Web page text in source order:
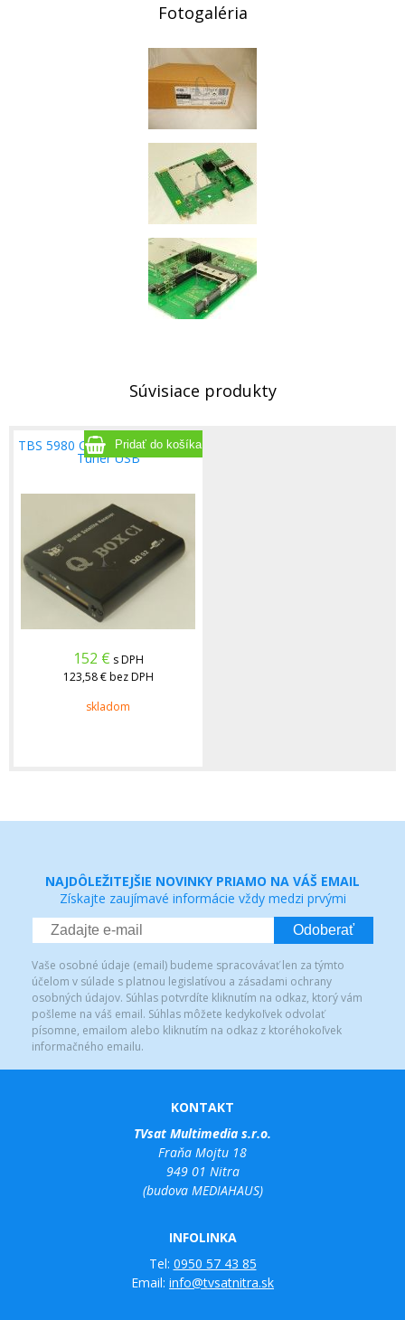
Fotogaléria
Súvisiace produkty
TBS 5980 QBOX CI DVB-S2 TV
Tuner USB
152 € s DPH
123,58 € bez DPH
skladom
NAJDÔLEŽITEJŠIE NOVINKY PRIAMO NA VÁŠ EMAIL
Získajte zaujímavé informácie vždy medzi prvými
Odoberať
Vaše osobné údaje (email) budeme spracovávať len za týmto
účelom v súlade s platnou legislatívou a zásadami ochrany
osobných údajov. Súhlas potvrdíte kliknutím na odkaz, ktorý vám
pošleme na váš email. Súhlas môžete kedykoľvek odvolať
písomne, emailom alebo kliknutím na odkaz z ktoréhokoľvek
informačného emailu.
KONTAKT
TVsat Multimedia s.r.o.
Fraňa Mojtu 18
949 01 Nitra
(budova MEDIAHAUS)
INFOLINKA
Tel: 0950 57 43 85
Email: info@tvsatnitra.sk